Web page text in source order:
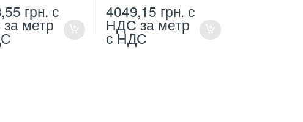
грн. с
за метр
4049,15 грн. с
НДС за метр
с НДС